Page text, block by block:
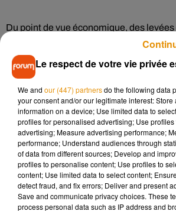
Du point de vue économique, des levées
internationales ont été lancées par les
fondations, et des accords de pré-
avec les principaux laboratoires. Cela
fabrication de leur vaccin en même
à son élaboration, deux étapes
"Ce qui est différent avec les vaccins
c'est que les délais de développement et
potentielle sont bien plus rapides à
santé publique", explique l'Agence
Le respect de votre vie privée
We and our (447) partnersdo the following data
your consent and/or our legitimate interest: Store
information on a device; Use limited data to
profiles for personalised advertising; Use
advertising; Measure advertising performance;
performance; Understand audiences through
of data from different sources; Develop and
profiles to personalise content; Use profiles to
content; Use limited data to select content;
detect fraud, and fix errors; Deliver and present
Save and communicate privacy choices. These
process personal data such as IP address and